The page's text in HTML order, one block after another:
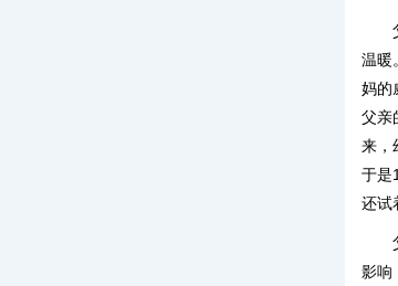
温暖
妈的
父亲
来，
于是
还试
影响